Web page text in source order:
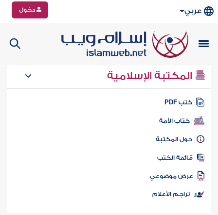
عربي دخول
المكتبة الإسلامية
كتب PDF
كتاب الأمة
المكتبة
الكتب
موضوعي